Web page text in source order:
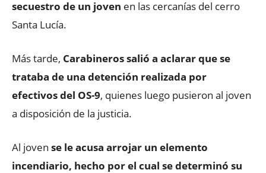
secuestro de un joven en las cercanías del cerro
Santa Lucía.
Más tarde, Carabineros salió a aclarar que se
trataba de una detención realizada por
efectivos del OS-9, quienes luego pusieron al joven
a disposición de la justicia.
Al joven se le acusa arrojar un elemento
incendiario, hecho por el cual se determinó su